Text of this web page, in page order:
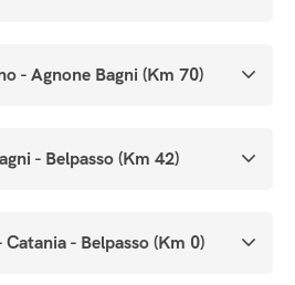
- Agnone Bagni (Km 70)
- Belpasso (Km 42)
Catania - Belpasso (Km 0)